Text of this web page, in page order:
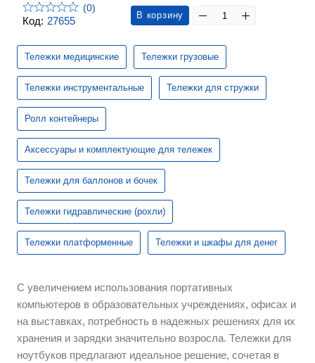
Код: 27655
(0)
В корзину
Тележки медицинские Тележки грузовые
Тележки инструментальные Тележки для стружки
Ролл контейнеры
Аксессуары и комплектующие для тележек
Тележки для баллонов и бочек
Тележки гидравлические (рохли)
Тележки платформенные Тележки и шкафы для денег
С увеличением использования портативных
компьютеров в образовательных учреждениях, офисах и
на выставках, потребность в надежных решениях для их
хранения и зарядки значительно возросла. Тележки для
ноутбуков предлагают идеальное решение, сочетая в